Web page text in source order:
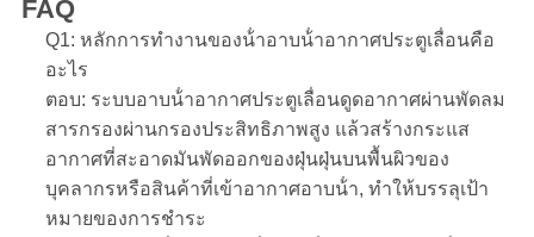
FAQ
Q1: หลักการทํางานของน้ําอาบน้ําอากาศประตูเลื่อนคือ
อะไร
ตอบ: ระบบอาบน้ําอากาศประตูเลื่อนดูดอากาศผ่านพัดลม
สารกรองผ่านกรองประสิทธิภาพสูง แล้วสร้างกระแส
อากาศที่สะอาดมันพัดออกของฝุ่นฝุ่นบนพื้นผิวของ
บุคลากรหรือสินค้าที่เข้าอากาศอาบน้ํา, ทําให้บรรลุเป้า
หมายของการชําระ